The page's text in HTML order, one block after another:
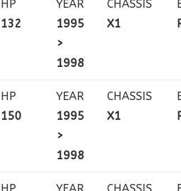
HP
132
YEAR
1995
>
1998
CHASSIS
X1
HP
150
YEAR
1995
>
1998
CHASSIS
X1